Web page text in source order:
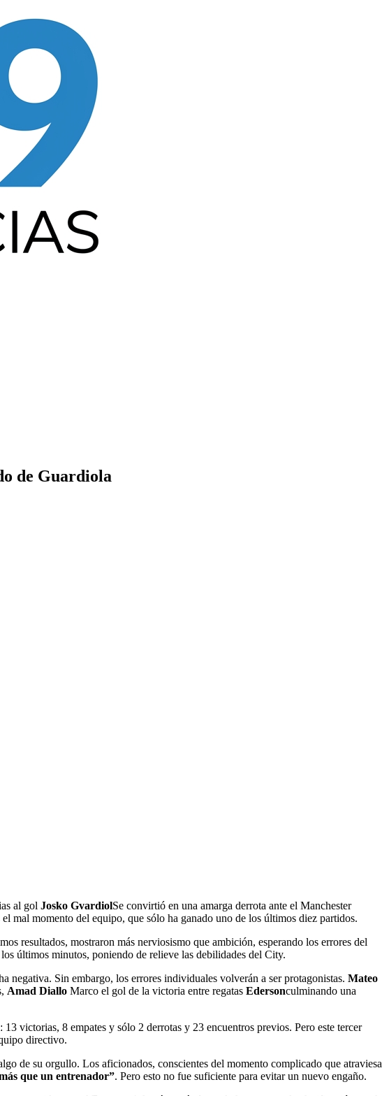
de Guardiola
al gol Josko GvardiolSe convirtió en una amarga derrota ante el Manchester
mal momento del equipo, que sólo ha ganado uno de los últimos diez partidos.
resultados, mostraron más nerviosismo que ambición, esperando los errores del
últimos minutos, poniendo de relieve las debilidades del City.
negativa. Sin embargo, los errores individuales volverán a ser protagonistas. Mateo
Amad Diallo Marco el gol de la victoria entre regatas Edersonculminando una
victorias, 8 empates y sólo 2 derrotas y 23 encuentros previos. Pero este tercer
directivo.
de su orgullo. Los aficionados, conscientes del momento complicado que atraviesa
que un entrenador”. Pero esto no fue suficiente para evitar un nuevo engaño.